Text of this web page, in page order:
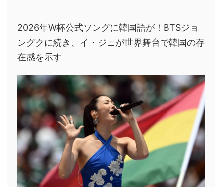
2026年W杯公式ソングに韓国語が！BTSジョ
ングクに続き、イ・ジェが世界舞台で韓国の存
在感を示す